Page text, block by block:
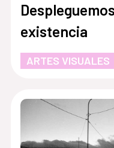
existencia
ARTES VISUALES